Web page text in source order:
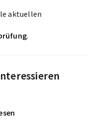
aktuellen
.